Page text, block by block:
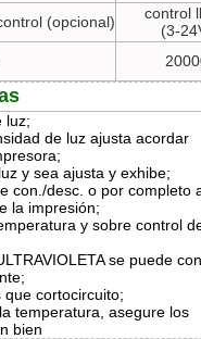
(opcional)
control
(3-
luz;
de luz ajusta acordar
y sea ajusta y exhibe;
con./desc. o por completo
la impresión;
y sobre control
se puede
cortocircuito;
temperatura, asegure los
bien